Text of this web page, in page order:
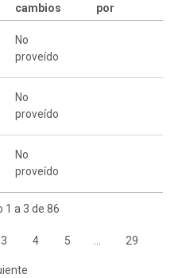
cambios
por
No
proveído
No
proveído
No
proveído
1 a 3 de 86
3 4 5 29